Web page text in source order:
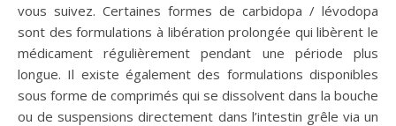
vous suivez. Certaines formes de carbidopa / lévodopa
sont des formulations à libération prolongée qui libèrent le
médicament régulièrement pendant une période plus
longue. Il existe également des formulations disponibles
sous forme de comprimés qui se dissolvent dans la bouche
ou de suspensions directement dans l’intestin grêle via un